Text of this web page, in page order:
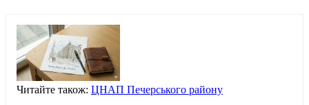
Читайте також: ЦНАП Печерського району